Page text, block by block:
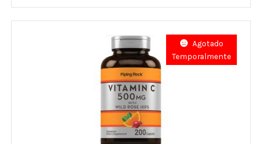
Agotado
Temporalmente